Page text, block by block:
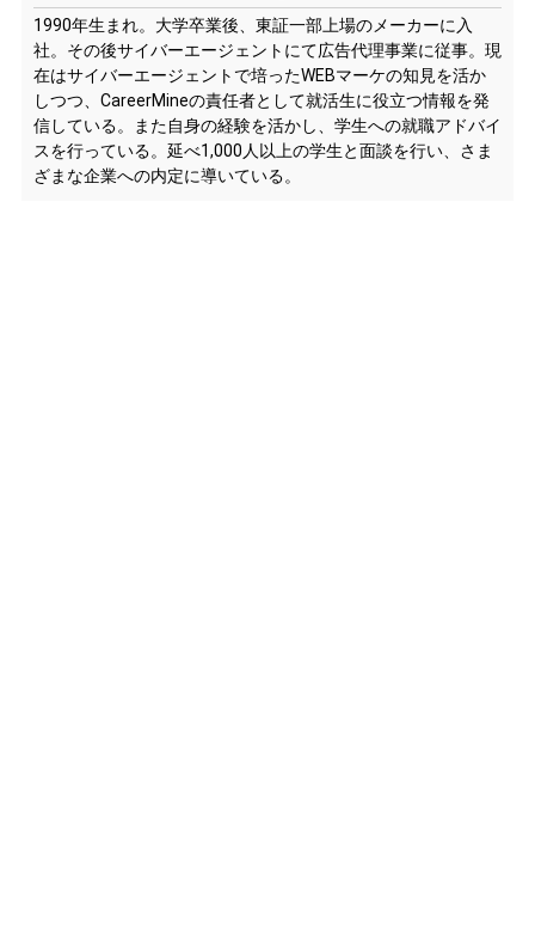
1990年生まれ。大学卒業後、東証一部上場のメーカーに入
社。その後サイバーエージェントにて広告代理事業に従事。現
在はサイバーエージェントで培ったWEBマーケの知見を活か
しつつ、CareerMineの責任者として就活生に役立つ情報を発
信している。また自身の経験を活かし、学生への就職アドバイ
スを行っている。延べ1,000人以上の学生と面談を行い、さま
ざまな企業への内定に導いている。